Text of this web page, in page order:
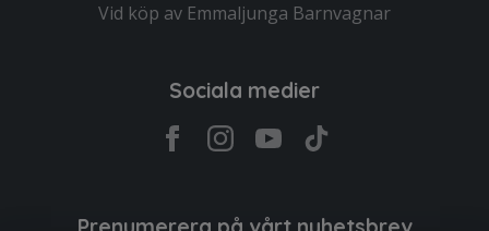
Vid köp av Emmaljunga Barnvagnar
Sociala medier